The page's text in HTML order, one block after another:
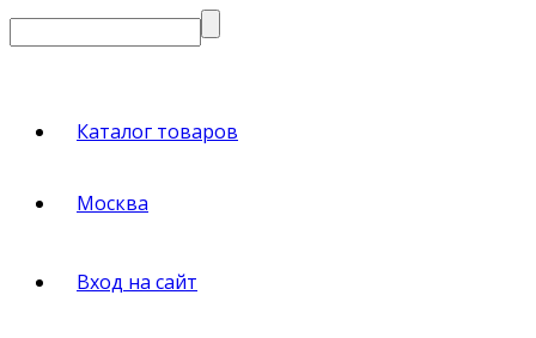
Каталог товаров
Москва
Вход на сайт